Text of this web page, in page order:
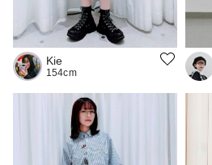
Kie
154cm